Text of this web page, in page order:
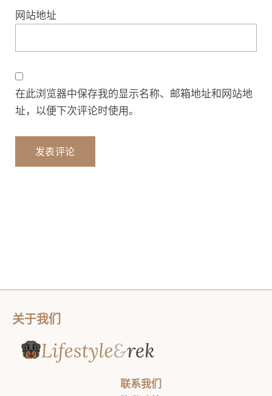
网站地址
在此浏览器中保存我的显示名称、邮箱地址和网站地
址，以便下次评论时使用。
关于我们
联系我们